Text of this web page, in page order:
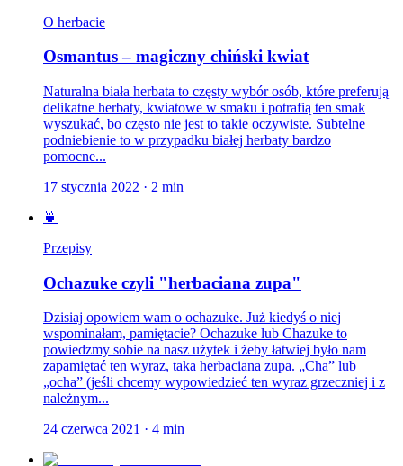
O herbacie
Osmantus – magiczny chiński kwiat
Naturalna biała herbata to częsty wybór osób, które preferują
delikatne herbaty, kwiatowe w smaku i potrafią ten smak
wyszukać, bo często nie jest to takie oczywiste. Subtelne
podniebienie to w przypadku białej herbaty bardzo
pomocne...
17 stycznia 2022 · 2 min
🍵
Przepisy
Ochazuke czyli "herbaciana zupa"
Dzisiaj opowiem wam o ochazuke. Już kiedyś o niej
wspominałam, pamiętacie? Ochazuke lub Chazuke to
powiedzmy sobie na nasz użytek i żeby łatwiej było nam
zapamiętać ten wyraz, taka herbaciana zupa. „Cha” lub
„ocha” (jeśli chcemy wypowiedzieć ten wyraz grzeczniej i z
należnym...
24 czerwca 2021 · 4 min